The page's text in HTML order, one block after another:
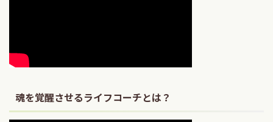
魂を覚醒させるライフコーチとは？